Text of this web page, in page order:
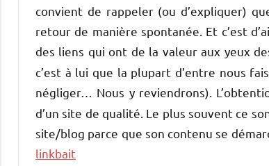
convient de rappeler (ou d’expliquer)
retour de manière spontanée. Et c’est
des liens qui ont de la valeur aux yeux
c’est à lui que la plupart d’entre nous
négliger… Nous y reviendrons).
d’un site de qualité. Le plus souvent ce
site/blog parce que son contenu se
linkbait